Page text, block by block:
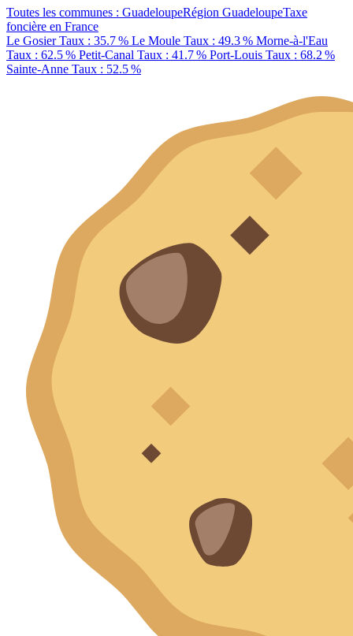
Toutes les communes : GuadeloupeRégion GuadeloupeTaxe
foncière en France
Le GosierTaux : 35.7 % Le Moule Taux : 49.3 % Morne-à-l'Eau
Taux : 62.5 % Petit-Canal Taux : 41.7 % Port-Louis Taux : 68.2 %
Sainte-Anne Taux : 52.5 %